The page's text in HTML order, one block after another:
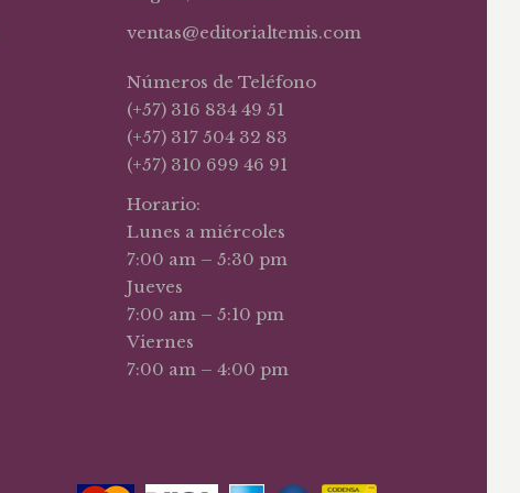
ventas@editorialtemis.com
Números de Teléfono
(+57) 316 834 49 51
(+57) 317 504 32 83
(+57) 310 699 46 91
Horario:
Lunes a miércoles
7:00 am – 5:30 pm
Jueves
7:00 am – 5:10 pm
Viernes
7:00 am – 4:00 pm